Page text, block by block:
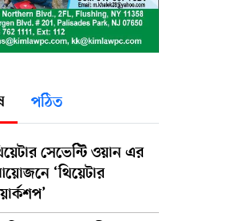
পঠিত
সেভেন্টি ওয়ান এর
‘থিয়েটার